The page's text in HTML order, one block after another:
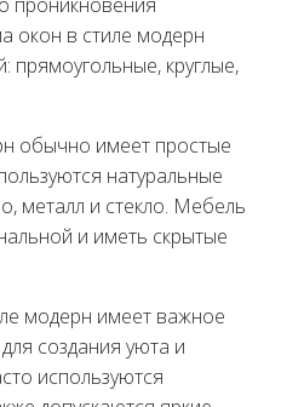
окон в стиле модерн
круглые,
обычно имеет простые
натуральные
металл и стекло. Мебель
и иметь скрытые
модерн имеет важное
создания уюта и
используются